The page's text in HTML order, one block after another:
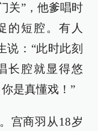
关”，他爹唱时
的短腔。有人
说：“此时此刻
长腔就显得悠
是真懂戏！”
宫商羽从18岁